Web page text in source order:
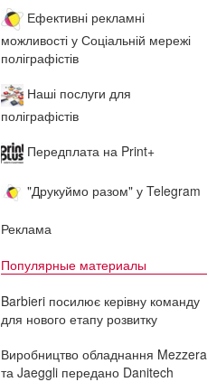
Ефективні рекламні
можливості у Соціальній мережі
поліграфістів
Наші послуги для
поліграфістів
Передплата на Print+
"Друкуймо разом" у Telegram
Реклама
Популярные материалы
Barbieri посилює керівну команду
для нового етапу розвитку
Виробництво обладнання Mezzera
та Jaeggli передано Danitech